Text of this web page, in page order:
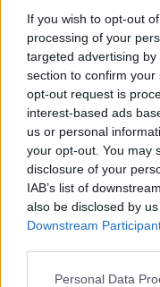
If you wish to opt-out
processing of your
targeted advertising
section to confirm
opt-out request is
interest-based ads
us or personal
your opt-out. You may
disclosure of your
IAB’s list of
also be disclosed by
Downstream
Please note that this
Personal Data
öltözőben a
nem fogom ezt
leszek, akkor is
Sajnálom, hogy
jövőben is
képviselni a
célom, hogy
hangomat".
A 29 éves, New
énekes
büszkék rá és
mindenkinek,
szereplésre.